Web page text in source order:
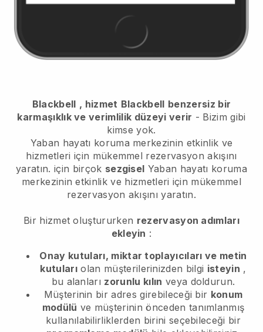
Blackbell , hizmet Blackbell benzersiz bir
karmaşıklık ve verimlilik düzeyi verir - Bizim gibi
kimse yok.
Yaban hayatı koruma merkezinin etkinlik ve
hizmetleri için mükemmel rezervasyon akışını
yaratın. için birçok sezgisel Yaban hayatı koruma
merkezinin etkinlik ve hizmetleri için mükemmel
rezervasyon akışını yaratın.
Bir hizmet oluştururken rezervasyon adımları
ekleyin :
Onay kutuları, miktar toplayıcıları ve metin
kutuları olan müşterilerinizden bilgi isteyin ,
bu alanları zorunlu kılın veya doldurun.
Müşterinin bir adres girebileceği bir konum
modülü ve müşterinin önceden tanımlanmış
kullanılabilirliklerden birini seçebileceği bir